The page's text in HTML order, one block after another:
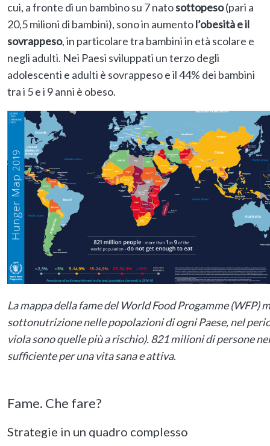
cui, a fronte di un bambino su 7 natosottopeso(pari a
20,5 milioni di bambini), sono in aumentol’obesità e il
sovrappeso, in particolare tra bambini in età scolare e
negli adulti. Nei Paesi sviluppati un terzo degli
adolescenti e adulti è sovrappeso e il 44% dei bambini
tra i 5 e i 9 anni è obeso.
La mappa della fame del World Food Progamme (WFP)
sottonutrizione nelle popolazioni di ogni Paese, nel
viola sono quelle più a rischio). 821 milioni di persone
sufficiente per una vita sana e attiva.
Fame. Che fare?
Strategie in un quadro complesso